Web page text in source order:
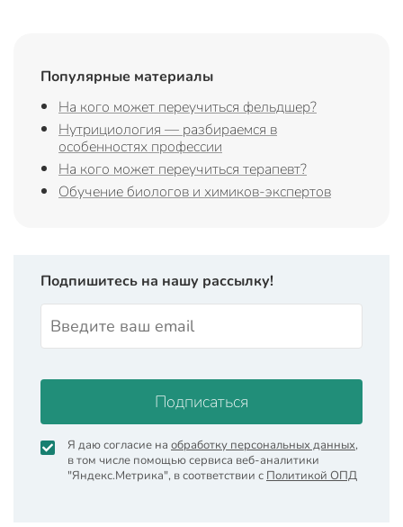
Популярные материалы
На кого может переучиться фельдшер?
Нутрициология — разбираемся в
особенностях профессии
На кого может переучиться терапевт?
Обучение биологов и химиков-экспертов
Подпишитесь на нашу рассылку!
Подписаться
Я даю согласие на обработку персональных данных,
в том числе помощью сервиса веб-аналитики
"Яндекс.Метрика", в соответствии с Политикой ОПД